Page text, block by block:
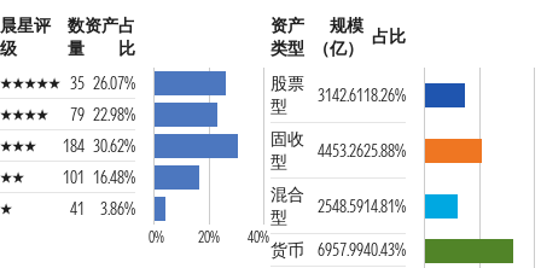
晨星评
级
数
量
资产占
比
35 26.07%
79 22.98%
184 30.62%
101 16.48%
41
3.86%
0% 20% 40%
资产
类型
规模
（亿）
占比
股票
型
3142.6118.26%
固收
型
4453.2625.88%
混合
型
2548.5914.81%
货币
6957.9940.43%